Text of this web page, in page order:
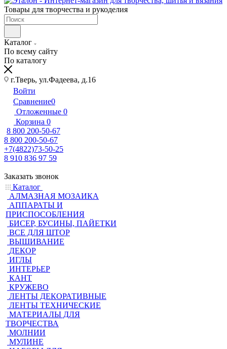
Товары для творчества и рукоделия
Каталог
По всему сайту
По каталогу
г.Тверь, ул.Фадеева, д.16
Войти
Сравнение0
Отложенные 0
Корзина 0
8 800 200-50-67
8 800 200-50-67
+7(4822)73-50-25
8 910 836 97 59
Заказать звонок
Каталог
АЛМАЗНАЯ МОЗАИКА
АППАРАТЫ И
ПРИСПОСОБЛЕНИЯ
БИСЕР, БУСИНЫ, ПАЙЕТКИ
ВСЕ ДЛЯ ШТОР
ВЫШИВАНИЕ
ДЕКОР
ИГЛЫ
ИНТЕРЬЕР
КАНТ
КРУЖЕВО
ЛЕНТЫ ДЕКОРАТИВНЫЕ
ЛЕНТЫ ТЕХНИЧЕСКИЕ
МАТЕРИАЛЫ ДЛЯ
ТВОРЧЕСТВА
МОЛНИИ
МУЛИНЕ